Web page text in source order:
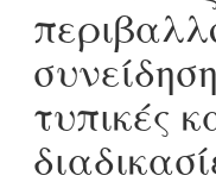
τυπικές